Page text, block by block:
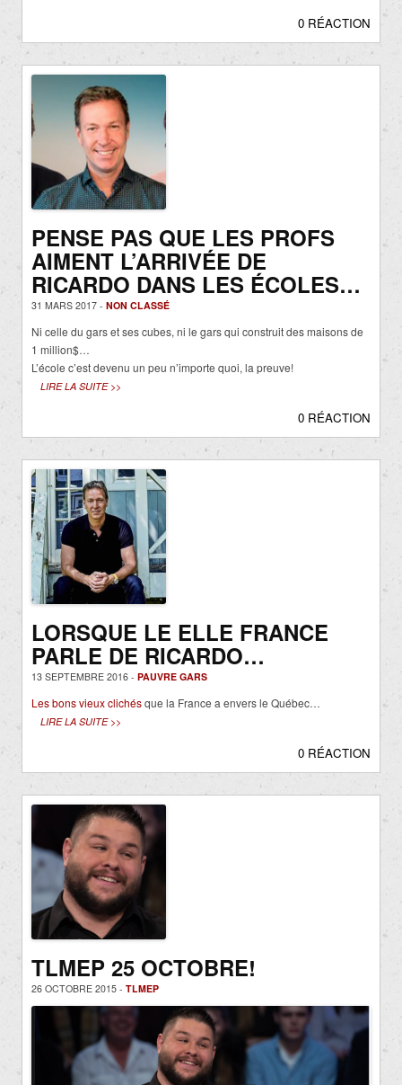
0 RÉACTION
PENSE PAS QUE LES PROFS
AIMENT L’ARRIVÉE DE
RICARDO DANS LES ÉCOLES…
31 MARS 2017 - NON CLASSÉ
Ni celle du gars et ses cubes, ni le gars qui construit des maisons de
1 million$…
L’école c’est devenu un peu n’importe quoi, la preuve!
LIRE LA SUITE >>
0 RÉACTION
LORSQUE LE ELLE FRANCE
PARLE DE RICARDO…
13 SEPTEMBRE 2016 - PAUVRE GARS
Les bons vieux clichésque la France a envers le Québec…
LIRE LA SUITE >>
0 RÉACTION
TLMEP 25 OCTOBRE!
26 OCTOBRE 2015 - TLMEP